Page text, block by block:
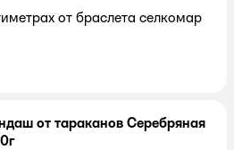
от браслета селкомар
от тараканов Серебряная